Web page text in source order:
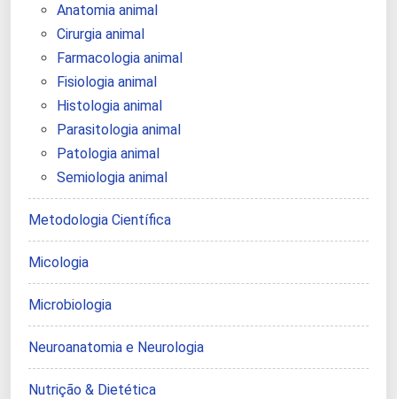
Anatomia animal
Cirurgia animal
Farmacologia animal
Fisiologia animal
Histologia animal
Parasitologia animal
Patologia animal
Semiologia animal
Metodologia Científica
Micologia
Microbiologia
Neuroanatomia e Neurologia
Nutrição & Dietética